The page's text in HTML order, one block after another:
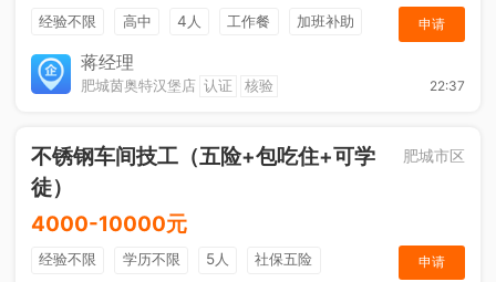
经验不限 高中 4人 工作餐
加班补助
节日福利
夜班补贴
晋升机会
申请
蒋经理
肥城茵奥特汉堡店 认证 核验 22:37
不锈钢车间技工（五险+包吃住+可学
徒）
肥城市区
4000-10000元
经验不限 学历不限 5人
社保五险
申请